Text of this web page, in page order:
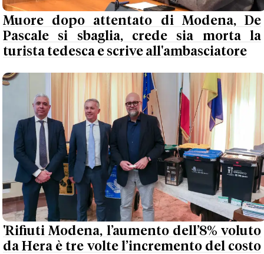
Muore dopo attentato di Modena, De
Pascale si sbaglia, crede sia morta la
turista tedesca e scrive all'ambasciatore
'Rifiuti Modena, l’aumento dell’8% voluto
da Hera è tre volte l’incremento del costo